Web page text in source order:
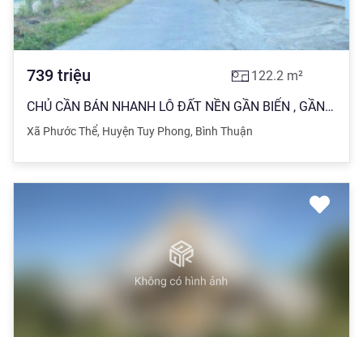
739 triệu 122.2 m²
CHỦ CẦN BÁN NHANH LÔ ĐẤT NỀN GẦN BIỂN , GẦN NÚT GIAO CAO TỐC PHAN THIẾT- VĨNH HẢO
Xã Phước Thể, Huyện Tuy Phong, Bình Thuận